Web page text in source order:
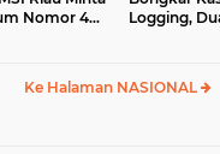
Nomor 49
Logging,
Ke Halaman NASIONAL